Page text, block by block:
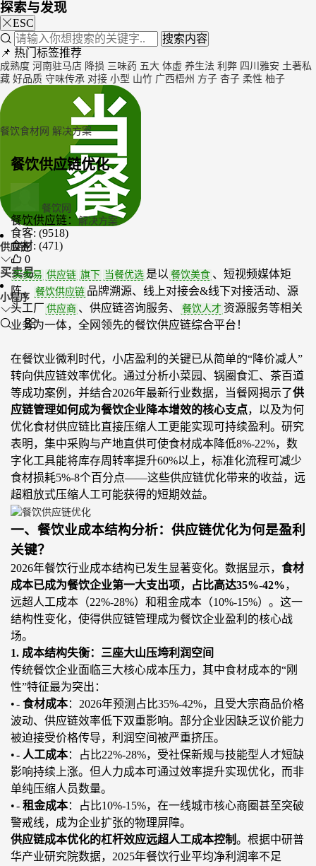
探索与发现
ESC
搜索内容
📌 热门标签推荐
成熟度 河南驻马店 降损 三味药 五大 体虚 养生法 利弊 四川雅安 土著私
藏 好品质 守味传承 对接 小型 山竹 广西梧州 方子 杏子 柔性 柚子
供应链
买卖易
小程序
餐饮食材网 解决方案
餐饮供应链优化
餐饮网
餐饮供应链：解决方案
食客: (9518)
食材: (471)
0
买卖易 供应链 旗下 当餐优选 是以 餐饮美食 、短视频媒体矩
阵、 餐饮供应链 品牌溯源、线上对接会&线下对接活动、源
头工厂 供应商 、供应链咨询服务、 餐饮人才 资源服务等相关
业务为一体，全网领先的餐饮供应链综合平台‌！
在餐饮业微利时代，小店盈利的关键已从简单的“降价减人”
转向供应链效率优化。 通过分析小菜园、锅圈食汇、茶百道
等成功案例， 并结合2026年最新行业数据，当餐网揭示了供
应链管理如何成为餐饮企业降本增效的核心支点，以及为何
优化食材供应链比直接压缩人工更能实现可持续盈利。研究
表明，集中采购与产地直供可使食材成本降低8%-22%，数
字化工具能将库存周转率提升60%以上，标准化流程可减少
食材损耗5%-8个百分点——这些供应链优化带来的收益，远
超粗放式压缩人工可能获得的短期效益。
一、餐饮业成本结构分析：供应链优化为何是盈利
关键？
2026年餐饮行业成本结构已发生显著变化。数据显示， 食材
成本已成为餐饮企业第一大支出项，占比高达35%-42%，
远超人工成本（22%-28%）和租金成本（10%-15%）。 这一
结构性变化，使得供应链管理成为餐饮企业盈利的核心战
场。
1. 成本结构失衡：三座大山压垮利润空间
传统餐饮企业面临三大核心成本压力，其中食材成本的“刚
性”特征最为突出：
•- 食材成本： 2026年预测占比35%-42%，且受大宗商品价格
波动、供应链效率低下双重影响。部分企业因缺乏议价能力
被迫接受价格传导，利 润空间被严重挤压。
•- 人工成本：占比22%-28%，受社保新规与技能型人才短缺
影响持续上涨。但人力成本可通过效率提升实现优化，而非
单纯压缩人员数量。
•- 租金成本：占比10%-15%，在一线城市核心商圈甚至突破
警戒线，成为企业扩张的物理屏障。
供应链成本优化的杠杆效应远超人工成本控制。根据中研普
华产业研究院数据， 2025年餐饮行业平均净利润率不足